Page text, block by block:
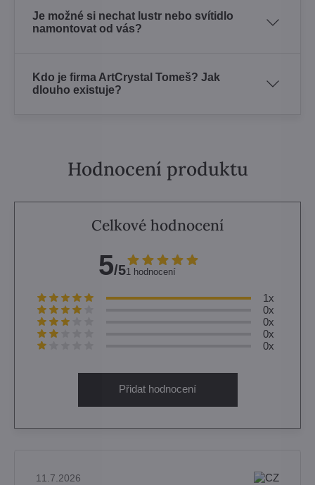
Je možné si nechat lustr nebo svítidlo
namontovat od vás?
Kdo je firma ArtCrystal Tomeš? Jak
dlouho existuje?
Hodnocení produktu
Celkové hodnocení
5/51 hodnocení
1x
0x
0x
0x
0x
Přidat hodnocení
11.7.2026